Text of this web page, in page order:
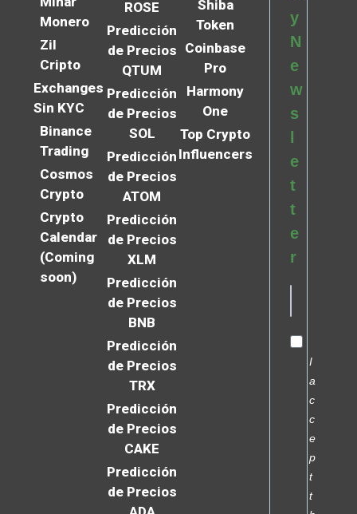
Monero
Zil
Cripto
Exchanges
Sin KYC
Binance
Trading
Cosmos
Crypto
Crypto
Calendar
(Coming
soon)
ROSE
Predicción
de Precios
QTUM
Predicción
de Precios
SOL
Predicción
de Precios
ATOM
Predicción
de Precios
XLM
Predicción
de Precios
BNB
Predicción
de Precios
TRX
Predicción
de Precios
CAKE
Predicción
de Precios
Shiba
Token
Coinbase
Pro
Harmony
One
Top Crypto
Influencers
y
N
e
w
s
e
t
t
e
r
I
a
c
c
e
p
t
t